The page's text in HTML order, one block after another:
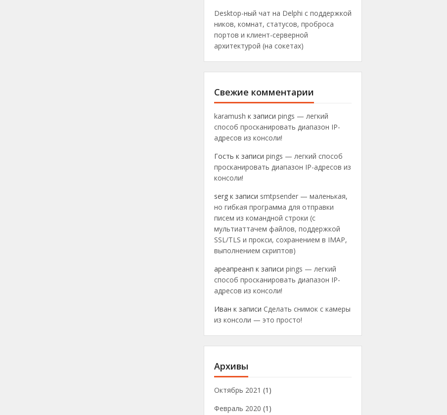
Desktop-ный чат на Delphi с поддержкой
ников, комнат, статусов, проброса
портов и клиент-серверной
архитектурой (на сокетах)
Свежие комментарии
karamush к записи pings — легкий
способ просканировать диапазон IP-
адресов из консоли!
Гость к записи pings — легкий способ
просканировать диапазон IP-адресов из
консоли!
serg к записи smtpsender — маленькая,
но гибкая программа для отправки
писем из командной строки (с
мультиаттачем файлов, поддержкой
SSL/TLS и прокси, сохранением в IMAP,
выполнением скриптов)
ареапреанп к записи pings — легкий
способ просканировать диапазон IP-
адресов из консоли!
Иван к записи Сделать снимок с камеры
из консоли — это просто!
Архивы
Октябрь 2021 (1)
Февраль 2020 (1)